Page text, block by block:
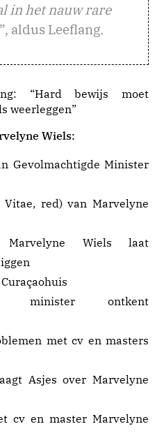
in het nauw rare
”, aldus Leeflang.
“Hard bewijs moet
weerleggen”
Wiels:
Gevolmachtigde Minister
red) van Marvelyne
Marvelyne Wiels laat
minister ontkent
met cv en masters
Asjes over Marvelyne
cv en master Marvelyne